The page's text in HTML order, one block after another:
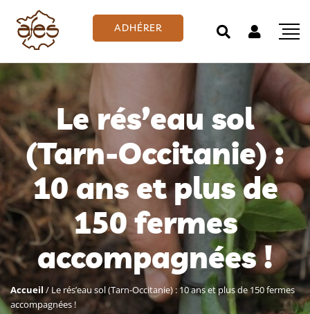
ADHÉRER
Le rés’eau sol
(Tarn-Occitanie) :
10 ans et plus de
150 fermes
accompagnées !
Accueil / Le rés’eau sol (Tarn-Occitanie) : 10 ans et plus de 150 fermes
accompagnées !